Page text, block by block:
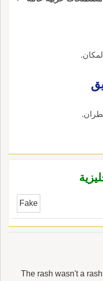
Fake
The rash wasn't a